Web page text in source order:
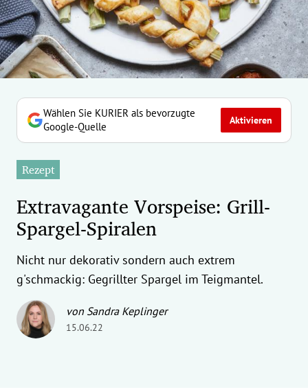
Untermenü
Untermenü
Untermenü
Untermenü
Untermenü
Untermenü
Untermenü
Untermenü
Untermenü
Wählen Sie KURIER als bevorzugte
Google-Quelle
Aktivieren
Rezept
Extravagante Vorspeise: Grill-
Spargel-Spiralen
Nicht nur dekorativ sondern auch extrem
g'schmackig: Gegrillter Spargel im Teigmantel.
von Sandra Keplinger
15.06.22